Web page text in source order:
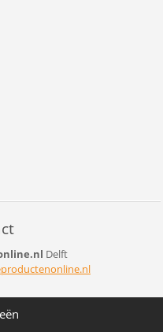
Delft
uctenonline.nl